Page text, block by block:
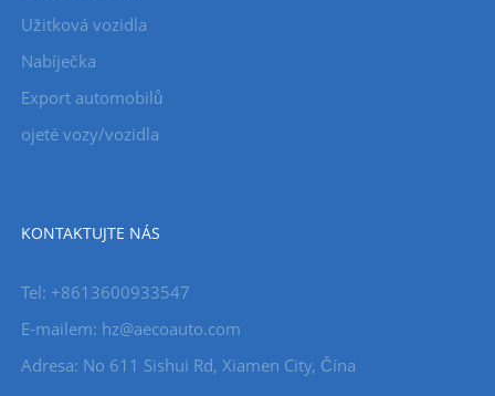
Užitková vozidla
Nabíječka
Export automobilů
ojeté vozy/vozidla
KONTAKTUJTE NÁS
Tel: +8613600933547
E-mailem: hz@aecoauto.com
Adresa: No 611 Sishui Rd, Xiamen City, Čína